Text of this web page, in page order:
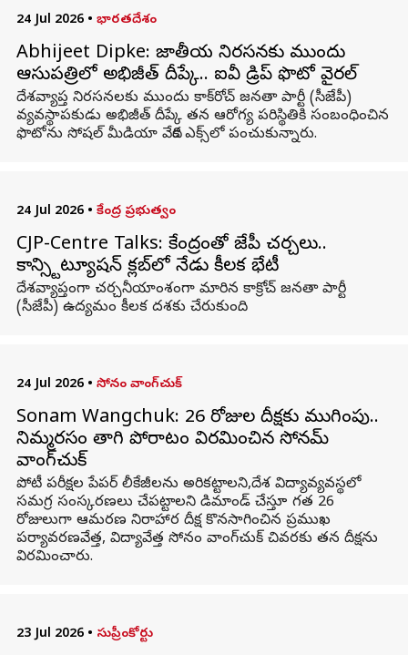
24 Jul 2026 • భారతదేశం
Abhijeet Dipke: జాతీయ నిరసనకు ముందు
ఆసుపత్రిలో అభిజీత్ దీప్కే.. ఐవీ డ్రిప్ ఫొటో వైరల్
దేశవ్యాప్త నిరసనలకు ముందు కాక్‌రోచ్ జనతా పార్టీ (సీజేపీ)
వ్యవస్థాపకుడు అభిజీత్ దీప్కే తన ఆరోగ్య పరిస్థితికి సంబంధించిన
ఫొటోను సోషల్ మీడియా వేదిక ఎక్స్‌లో పంచుకున్నారు.
24 Jul 2026 • కేంద్ర ప్రభుత్వం
CJP-Centre Talks: కేంద్రంతో సీజేపీ చర్చలు..
కాన్స్టిట్యూషన్ క్లబ్‌లో నేడు కీలక భేటీ
దేశవ్యాప్తంగా చర్చనీయాంశంగా మారిన కాక్రోచ్ జనతా పార్టీ
(సీజేపీ) ఉద్యమం కీలక దశకు చేరుకుంది.
24 Jul 2026 • సోనం వాంగ్‌చుక్
Sonam Wangchuk: 26 రోజుల దీక్షకు ముగింపు..
నిమ్మరసం తాగి పోరాటం విరమించిన సోనమ్
వాంగ్‌చుక్
పోటీ పరీక్షల పేపర్ లీకేజీలను అరికట్టాలని,దేశ విద్యావ్యవస్థలో
సమగ్ర సంస్కరణలు చేపట్టాలని డిమాండ్ చేస్తూ గత 26
రోజులుగా ఆమరణ నిరాహార దీక్ష కొనసాగించిన ప్రముఖ
పర్యావరణవేత్త, విద్యావేత్త సోనం వాంగ్‌చుక్ చివరకు తన దీక్షను
విరమించారు.
23 Jul 2026 • సుప్రీంకోర్టు